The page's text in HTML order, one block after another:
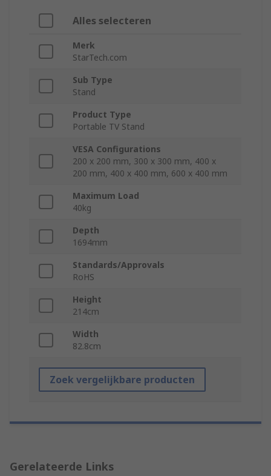
Alles selecteren
Merk
StarTech.com
Sub Type
Stand
Product Type
Portable TV Stand
VESA Configurations
200 x 200 mm, 300 x 300 mm, 400 x
200 mm, 400 x 400 mm, 600 x 400 mm
Maximum Load
40kg
Depth
1694mm
Standards/Approvals
RoHS
Height
214cm
Width
82.8cm
Zoek vergelijkbare producten
Gerelateerde Links